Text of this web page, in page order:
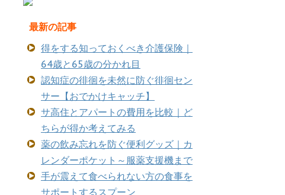
最新の記事
得をする知っておくべき介護保険｜
64歳と65歳の分かれ目
認知症の徘徊を未然に防ぐ徘徊セン
サー【おでかけキャッチ】
サ高住とアパートの費用を比較｜ど
ちらが得か考えてみる
薬の飲み忘れを防ぐ便利グッズ｜カ
レンダーポケット～服薬支援機まで
手が震えて食べられない方の食事を
サポートするスプーン